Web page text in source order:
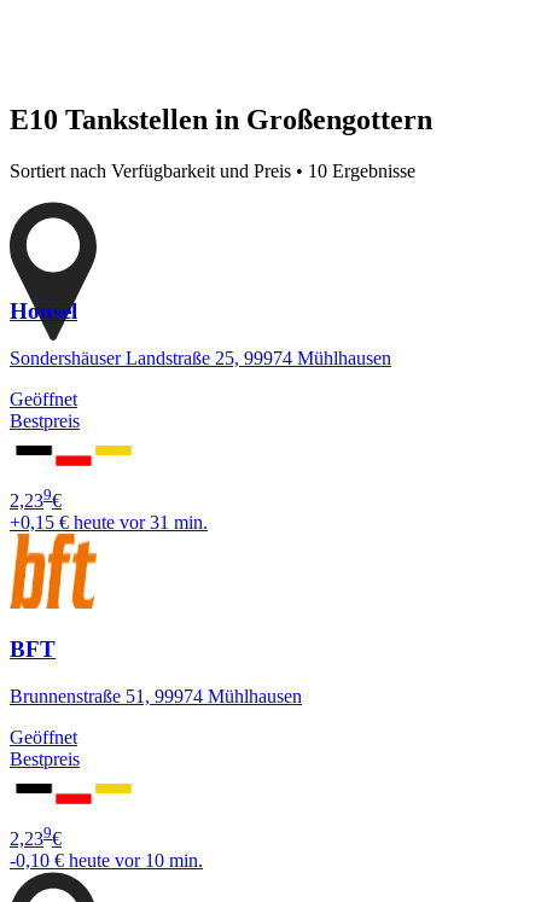
E10 Tankstellen in Großengottern
Sortiert nach Verfügbarkeit und Preis • 10 Ergebnisse
Honsel
Sondershäuser Landstraße 25, 99974 Mühlhausen
Geöffnet
Bestpreis
2,239€
+0,15 € heute vor 31 min.
BFT
Brunnenstraße 51, 99974 Mühlhausen
Geöffnet
Bestpreis
2,239€
-0,10 € heute vor 10 min.